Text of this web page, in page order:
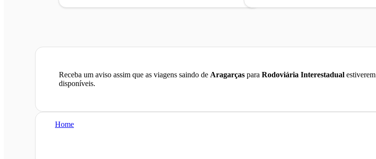
Receba um aviso assim que as viagens saindo de Aragarças para Rodoviária Interestadual estiverem
disponíveis.
Home